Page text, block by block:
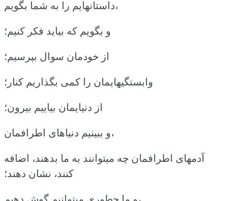
داستانهایم را به شما بگویم،
و بگویم که بیاید فکر کنیم؛
از خودمان سوال بپرسیم؛
وابستگیهایمان را کمی بگذاریم کنار؛
از دنیایمان بیاییم بیرون؛
و ببینیم دنیاهای اطرافمان،
آدمهای اطرافمان چه میتوانند به ما بدهند، اضافه
کنند، نشان دهند؛